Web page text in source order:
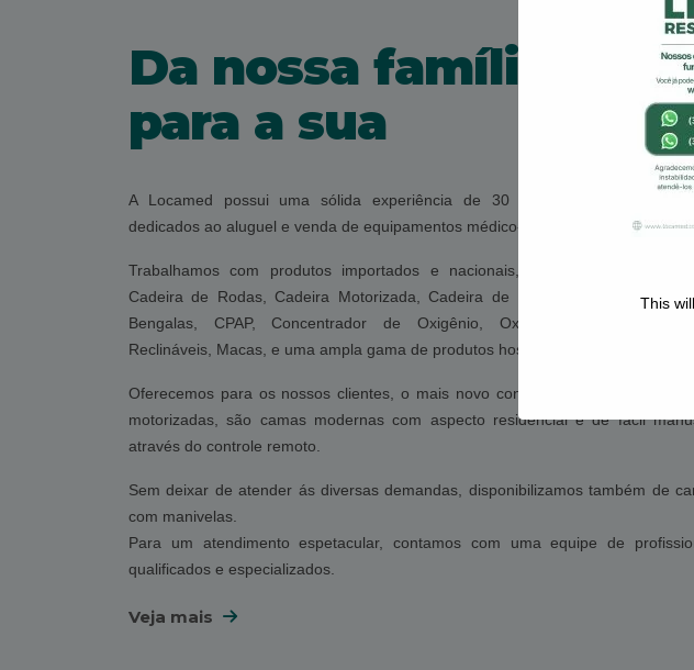
Da nossa família
para a sua
A Locamed possui uma sólida experiência de 30 anos no mercado
dedicados ao aluguel e venda de equipamentos médico-ortopédicos.
Trabalhamos com produtos importados e nacionais, são diversos modelos
Cadeira de Rodas, Cadeira Motorizada, Cadeira de Banho, Andadores,
Bengalas, CPAP, Concentrador de Oxigênio, Oxímetro, Guincho,
Reclináveis, Macas, e uma ampla gama de produtos hospitalares.
Oferecemos para os nossos clientes, o mais novo conceito de camas
motorizadas, são camas modernas com aspecto residencial e de fácil
através do controle remoto.
Sem deixar de atender ás diversas demandas, disponibilizamos também de
com manivelas.
Para um atendimento espetacular, contamos com uma equipe de
qualificados e especializados.
Veja mais
This